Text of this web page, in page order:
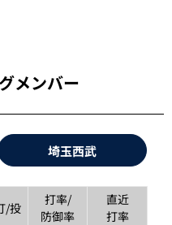
メンバー
埼玉西武
/投
打率/
防御率
直近
打率